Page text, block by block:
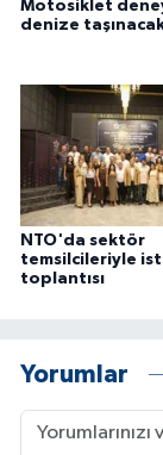
Motosiklet
denize
NTO'da sektör
temsilcileriyle
toplantısı
Yorumlar